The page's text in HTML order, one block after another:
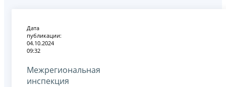
Дата
публикации:
04.10.2024
09:32
Межрегиональная
инспекция